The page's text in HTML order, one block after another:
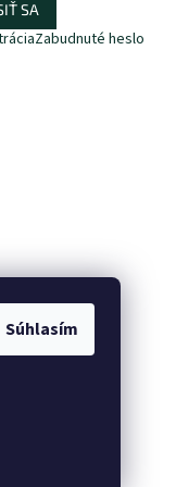
Súhlasím
SA
Zabudnuté heslo